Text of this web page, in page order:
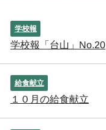
学校報
学校報「台山」No.20
給食献立
１０月の給食献立